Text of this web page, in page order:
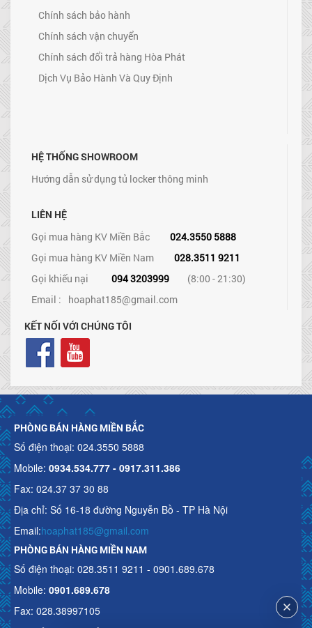
Chính sách bảo hành
Chính sách vận chuyển
Chính sách đổi trả hàng Hòa Phát
Dịch Vụ Bảo Hành Và Quy Định
HỆ THỐNG SHOWROOM
Hướng dẫn sử dụng tủ locker thông minh
LIÊN HỆ
Gọi mua hàng KV Miền Bắc
024.3550 5888
Gọi mua hàng KV Miền Nam
028.3511 9211
Gọi khiếu nại
094 3203999
(8:00 - 21:30)
Email : hoaphat185@gmail.com
KẾT NỐI VỚI CHÚNG TÔI
PHÒNG BÁN HÀNG MIỀN BẮC
Số điện thoại: 024.3550 5888
Mobile: 0934.534.777 - 0917.311.386
Fax: 024.37 37 30 88
Địa chỉ: Số 16-18 đường Nguyễn Bồ - TP Hà Nội
Email:hoaphat185@gmail.com
PHÒNG BÁN HÀNG MIỀN NAM
Số điện thoại: 028.3511 9211 - 0901.689.678
Mobile: 0901.689.678
Fax: 028.38997105